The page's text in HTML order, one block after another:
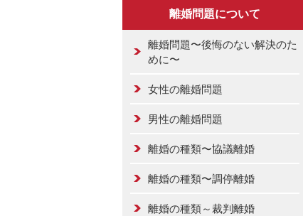
離婚問題について
離婚問題〜後悔のない解決のた
めに〜
女性の離婚問題
男性の離婚問題
離婚の種類〜協議離婚
離婚の種類〜調停離婚
離婚の種類～裁判離婚